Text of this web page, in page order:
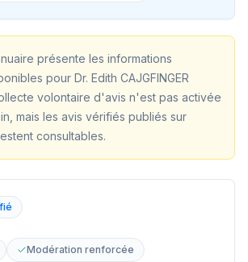
présente les informations
pour Dr. Edith CAJGFINGER
volontaire d'avis n'est pas activée
mais les avis vérifiés publiés sur
consultables.
Modération renforcée